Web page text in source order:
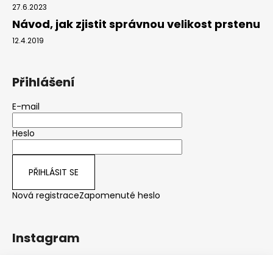
27.6.2023
Návod, jak zjistit správnou velikost prstenu
12.4.2019
Přihlášení
E-mail
Heslo
PŘIHLÁSIT SE
Nová registraceZapomenuté heslo
Instagram